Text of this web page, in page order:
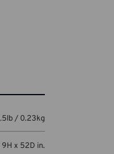
/ 0.23kg
9H x 52D in.